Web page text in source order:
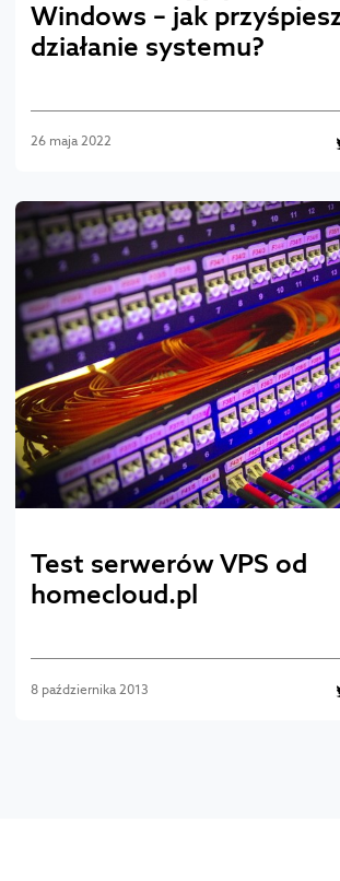
Windows – jak
działanie systemu?
26 maja 2022
Test serwerów VPS od
homecloud.pl
8 października 2013